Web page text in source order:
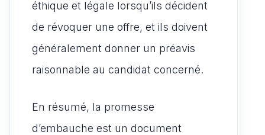
éthique et légale lorsqu’ils décident
de révoquer une offre, et ils doivent
généralement donner un préavis
raisonnable au candidat concerné.
En résumé, la promesse
d’embauche est un document